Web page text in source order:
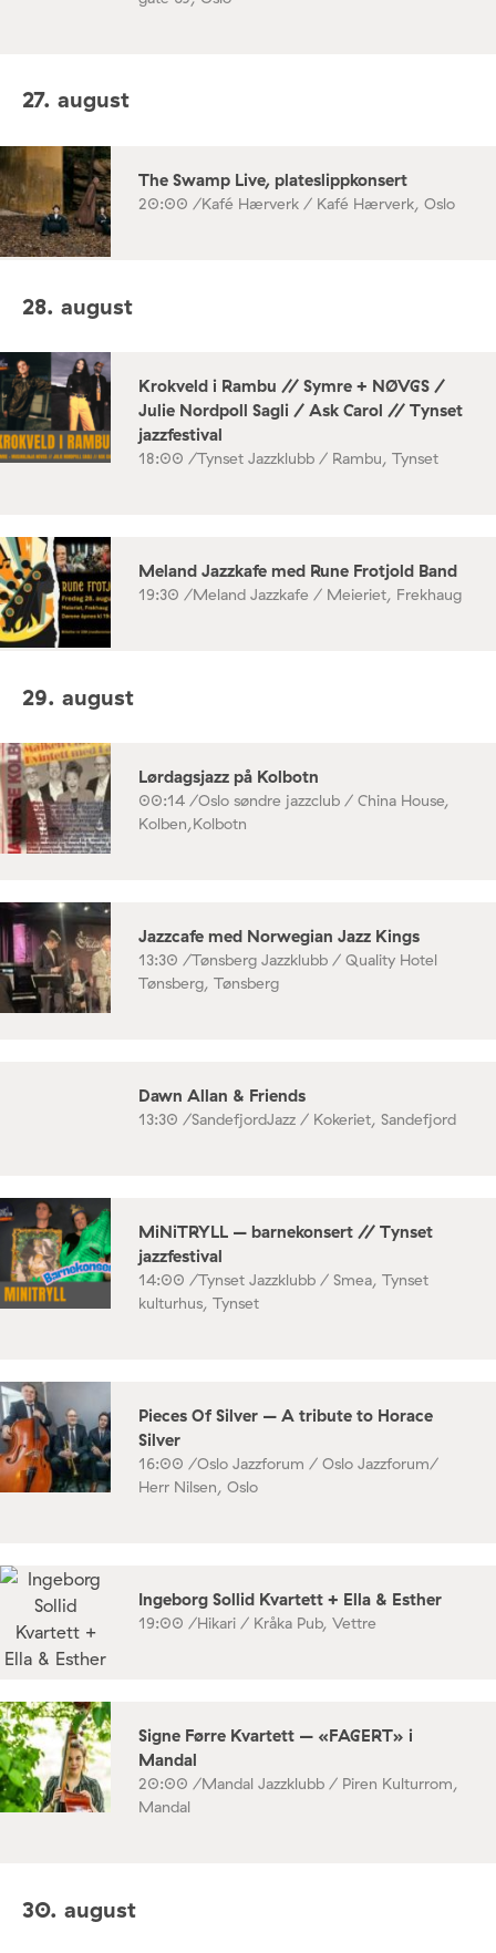
27. august
The Swamp Live, plateslippkonsert
20:00 /Kafé Hærverk / Kafé Hærverk, Oslo
28. august
Krokveld i Rambu // Symre + NØVGS /
Julie Nordpoll Sagli / Ask Carol // Tynset
jazzfestival
18:00 /Tynset Jazzklubb / Rambu, Tynset
Meland Jazzkafe med Rune Frotjold Band
19:30 /Meland Jazzkafe / Meieriet, Frekhaug
29. august
Lørdagsjazz på Kolbotn
00:14 /Oslo søndre jazzclub / China House,
Kolben,Kolbotn
Jazzcafe med Norwegian Jazz Kings
13:30 /Tønsberg Jazzklubb / Quality Hotel
Tønsberg, Tønsberg
Dawn Allan & Friends
13:30 /SandefjordJazz / Kokeriet, Sandefjord
MiNiTRYLL – barnekonsert // Tynset
jazzfestival
14:00 /Tynset Jazzklubb / Smea, Tynset
kulturhus, Tynset
Pieces Of Silver – A tribute to Horace
Silver
16:00 /Oslo Jazzforum / Oslo Jazzforum/
Herr Nilsen, Oslo
Ingeborg Sollid Kvartett + Ella & Esther
19:00 /Hikari / Kråka Pub, Vettre
Signe Førre Kvartett – «FAGERT» i
Mandal
20:00 /Mandal Jazzklubb / Piren Kulturrom,
Mandal
30. august